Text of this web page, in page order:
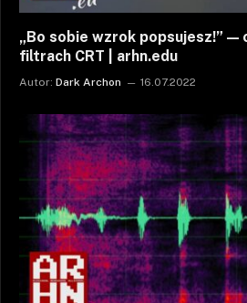
„Bo sobie wzrok popsujesz!” —
filtrach CRT | arhn.edu
Autor: Dark Archon 16.07.2022